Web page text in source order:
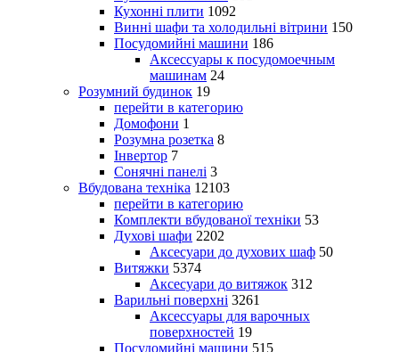
Кухонні плити 1092
Винні шафи та холодильні вітрини 150
Посудомийні машини 186
Аксессуары к посудомоечным
машинам 24
Розумний будинок 19
перейти в категорию
Домофони 1
Розумна розетка 8
Інвертор 7
Сонячні панелі 3
Вбудована техніка 12103
перейти в категорию
Комплекти вбудованої техніки 53
Духові шафи 2202
Аксесуари до духових шаф 50
Витяжки 5374
Аксесуари до витяжок 312
Варильні поверхні 3261
Аксессуары для варочных
поверхностей 19
Посудомийні машини 515